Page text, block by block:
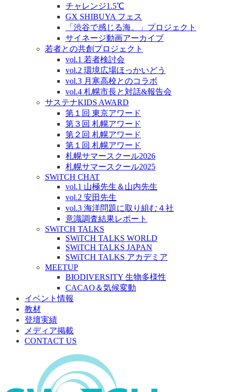
チャレンジ1.5℃
GX SHIBUYA フェス
「渋谷で感じる海。」プロジェクト
サイネージ動画アーカイブ
若者との共創プロジェクト
vol.1 若者検討会
vol.2 環境広場ほっかいどう
vol.3 月寒高校とのコラボ
vol.4 札幌市長と対話&報告会
サステナKIDS AWARD
第１回 東京アワード
第３回 札幌アワード
第２回 札幌アワード
第１回 札幌アワード
札幌サマースクール2026
札幌サマースクール2025
SWiTCH CHAT
vol.1 山極先生＆山内先生
vol.2 安田先生
vol.3 海洋問題に取り組む４社
意識調査結果レポート
SWiTCH TALKS
SWiTCH TALKS WORLD
SWiTCH TALKS JAPAN
SWiTCH TALKS アカデミア
MEETUP
BIODIVERSITY 生物多様性
CACAO＆気候変動
イベント情報
教材
登壇実績
メディア掲載
CONTACT US